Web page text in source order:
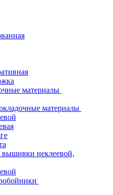
материалы
материалы
вышивки неклеевой,